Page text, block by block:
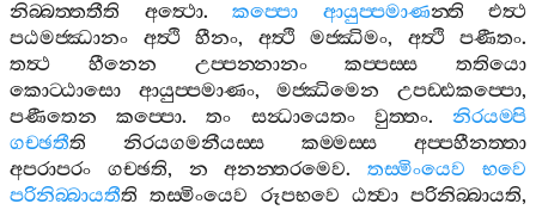
නිබ‍්බත‍්තතීති
අත්‍ථො. කප‍්පො ආයුප‍්පමාණන‍්ති
එත්‍ථ
පඨමජ‍්ඣානං
අත්‍ථි හීනං, අත්‍ථි මජ‍්ඣිමං, අත්‍ථි පණීතං.
තත්‍ථ
හීනෙන උප‍්පන‍්නානං කප‍්පස‍්ස
තතියො
කොට‍්ඨාසො
ආයුප‍්පමාණං,මජ‍්ඣිමෙන උපඩ‍්ඪකප‍්පො,
පණීතෙන
කප‍්පො.තං සන්‍ධායෙතං වුත‍්තං.නිරයම‍්පි
ගච‍්ඡතීති නිරයගමනීයස‍්ස කම‍්මස‍්ස
අප‍්පහීනත‍්තා
අපරාපරං
ගච‍්ඡති, න අනන‍්තරමෙව.තස‍්මිංයෙව
භවෙ
පරිනිබ‍්බායතීති තස‍්මිංයෙව රූපභවෙ ඨත්‍වා පරිනිබ‍්බායති,